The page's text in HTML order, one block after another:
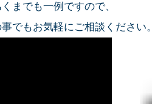
までも一例ですので、
でもお気軽にご相談ください。